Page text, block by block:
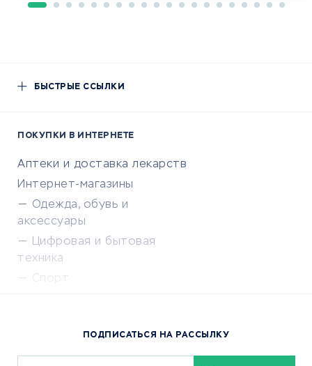
БЫСТРЫЕ ССЫЛКИ
ПОКУПКИ В ИНТЕРНЕТЕ
Аптеки и доставка лекарств
Интернет-магазины
Одежда, обувь и
аксессуары
Цифровая и бытовая
техника
Спорт
Сервисы доставкиПОДПИСАТЬСЯ НА РАССЫЛКУ